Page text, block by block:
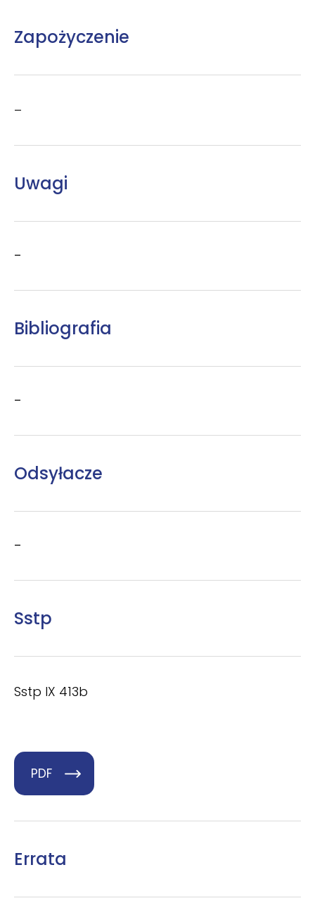
Zapożyczenie
–
Uwagi
–
Bibliografia
–
Odsyłacze
–
Sstp
Sstp IX 413b
PDF
Errata